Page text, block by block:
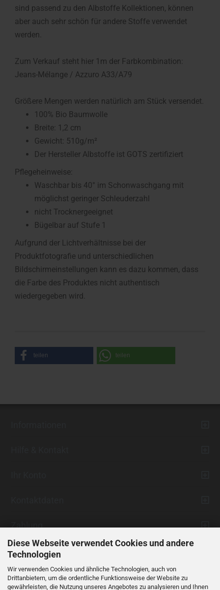
Diese Webseite verwendet Cookies und andere
Technologien
Wir verwenden Cookies und ähnliche Technologien, auch von
Drittanbietern, um die ordentliche Funktionsweise der Website zu
gewährleisten, die Nutzung unseres Angebotes zu analysieren und Ihnen
sind passend zu den Albstoffe Kollektionen, können
aber auch sehr schön für andere Stoffe verwendet
werden.
Zum Verkauf steht hier 1m der Farbkombination:
Jeans-Mélange / Azzuro A33/A79
Größere Mengen werden natürlich am Stück versendet.
100% Bio Baumwolle
Breite: 1,2 cm
Gewicht: 510g/m²
Der Hersteller Albstoffe ist GOTS zertifiziert
Pflegeheinweise:
Waschbar bis 40° im Schonwaschgang mit
möglichst geringer Schleuderzahl
nicht Trocknergeeignet
Bügelbar auf Stufe 1
Aufgrund der Lichtverhältnisse bei der
Produktfotografie und unterschiedlichen
Bildschirmeinstellungen kann es dazu kommen, dass
die Farbe des Produktes nicht authentisch
wiedergegeben wird.
teilen teilen
Zahlung